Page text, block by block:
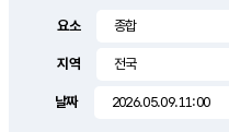
1.1m/s
14.5
요소
지역
날짜